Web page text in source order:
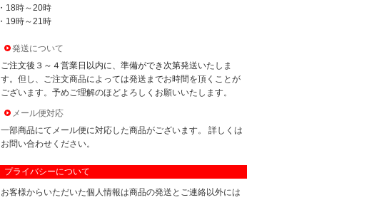
・18時～20時
・19時～21時
発送について
ご注文後３～４営業日以内に、準備ができ次第発送いたしま
す。但し、ご注文商品によっては発送までお時間を頂くことが
ございます。予めご理解のほどよろしくお願いいたします。
メール便対応
一部商品にてメール便に対応した商品がございます。 詳しくは
お問い合わせください。
プライバシーについて
お客様からいただいた個人情報は商品の発送とご連絡以外には